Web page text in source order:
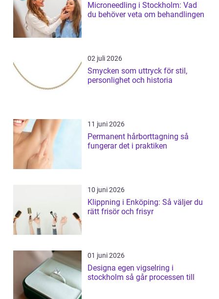
Microneedling i Stockholm: Vad
du behöver veta om behandlingen
02 juli 2026
Smycken som uttryck för stil,
personlighet och historia
11 juni 2026
Permanent hårborttagning så
fungerar det i praktiken
10 juni 2026
Klippning i Enköping: Så väljer du
rätt frisör och frisyr
01 juni 2026
Designa egen vigselring i
stockholm så går processen till